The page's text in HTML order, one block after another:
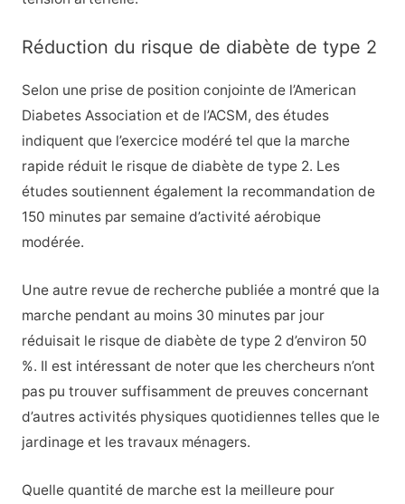
Réduction du risque de diabète de type 2
Selon une prise de position conjointe de l’American
Diabetes Association et de l’ACSM, des études
indiquent que l’exercice modéré tel que la marche
rapide réduit le risque de diabète de type 2. Les
études soutiennent également la recommandation de
150 minutes par semaine d’activité aérobique
modérée.
Une autre revue de recherche publiée a montré que la
marche pendant au moins 30 minutes par jour
réduisait le risque de diabète de type 2 d’environ 50
%. Il est intéressant de noter que les chercheurs n’ont
pas pu trouver suffisamment de preuves concernant
d’autres activités physiques quotidiennes telles que le
jardinage et les travaux ménagers.
Quelle quantité de marche est la meilleure pour